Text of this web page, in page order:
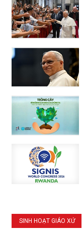
SINH HOẠT GIÁO XỨ